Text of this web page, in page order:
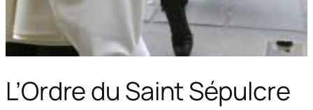
L’Ordre du Saint Sépulcre